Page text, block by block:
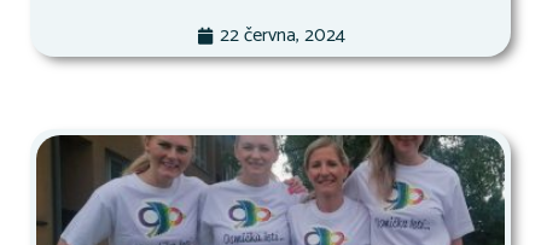
22 června, 2024